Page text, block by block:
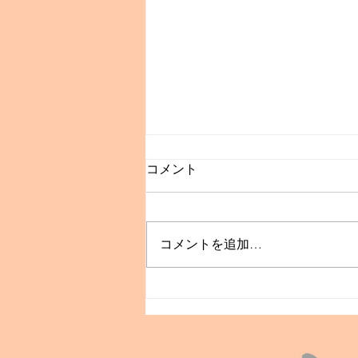
🎵JAZZ LIVEのご案内🎷
コメント
コメントを追加…